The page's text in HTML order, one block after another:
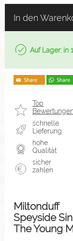
In den
Auf Lager: in
Top
Bewertungen
schnelle
Lieferung
hohe
Qualität
sicher
zahlen
Miltonduff
Speyside
The Young